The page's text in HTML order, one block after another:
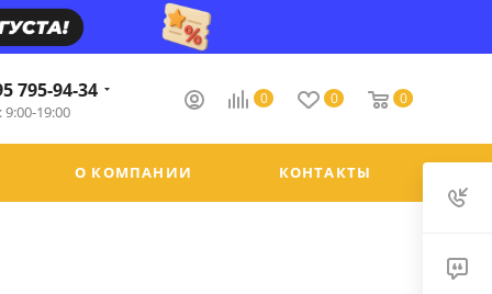
0 0 0
795-94-34
19:00
О КОМПАНИИ КОНТАКТЫ